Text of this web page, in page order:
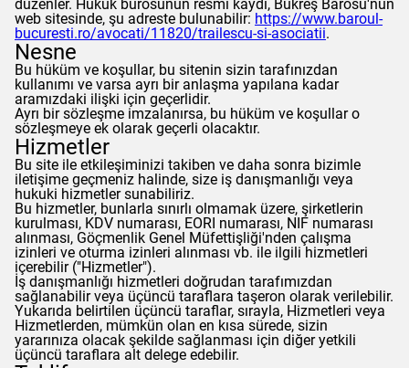
düzenler. Hukuk bürosunun resmi kaydı, Bükreş Barosu'nun
web sitesinde, şu adreste bulunabilir: https://www.baroul-
bucuresti.ro/avocati/11820/trailescu-si-asociatii.
Nesne
Bu hüküm ve koşullar, bu sitenin sizin tarafınızdan
kullanımı ve varsa ayrı bir anlaşma yapılana kadar
aramızdaki ilişki için geçerlidir.
Ayrı bir sözleşme imzalanırsa, bu hüküm ve koşullar o
sözleşmeye ek olarak geçerli olacaktır.
Hizmetler
Bu site ile etkileşiminizi takiben ve daha sonra bizimle
iletişime geçmeniz halinde, size iş danışmanlığı veya
hukuki hizmetler sunabiliriz.
Bu hizmetler, bunlarla sınırlı olmamak üzere, şirketlerin
kurulması, KDV numarası, EORI numarası, NIF numarası
alınması, Göçmenlik Genel Müfettişliği'nden çalışma
izinleri ve oturma izinleri alınması vb. ile ilgili hizmetleri
içerebilir ("Hizmetler").
İş danışmanlığı hizmetleri doğrudan tarafımızdan
sağlanabilir veya üçüncü taraflara taşeron olarak verilebilir.
Yukarıda belirtilen üçüncü taraflar, sırayla, Hizmetleri veya
Hizmetlerden, mümkün olan en kısa sürede, sizin
yararınıza olacak şekilde sağlanması için diğer yetkili
üçüncü taraflara alt delege edebilir.